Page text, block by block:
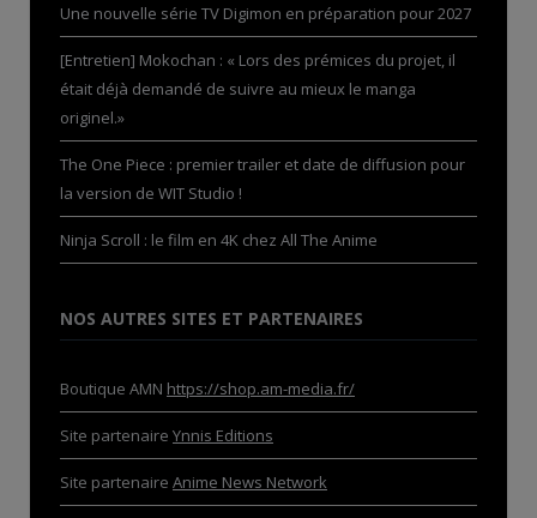
Une nouvelle série TV Digimon en préparation pour 2027
[Entretien] Mokochan : « Lors des prémices du projet, il
était déjà demandé de suivre au mieux le manga
originel.»
The One Piece : premier trailer et date de diffusion pour
la version de WIT Studio !
Ninja Scroll : le film en 4K chez All The Anime
NOS AUTRES SITES ET PARTENAIRES
Boutique AMN https://shop.am-media.fr/
Site partenaire Ynnis Editions
Site partenaire Anime News Network